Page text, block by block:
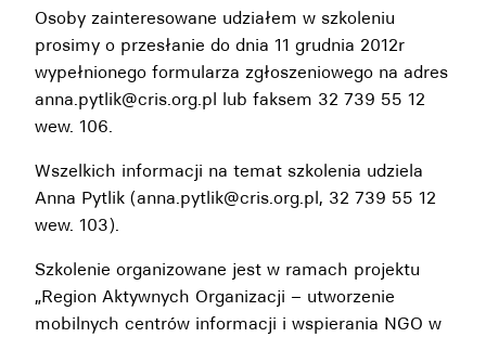
Osoby zainteresowane udziałem w szkoleniu
prosimy o przesłanie do dnia 11 grudnia 2012r
wypełnionego formularza zgłoszeniowego na adres
anna.pytlik@cris.org.pl lub faksem 32 739 55 12
wew. 106.
Wszelkich informacji na temat szkolenia udziela
Anna Pytlik (anna.pytlik@cris.org.pl, 32 739 55 12
wew. 103).
Szkolenie organizowane jest w ramach projektu
„Region Aktywnych Organizacji – utworzenie
mobilnych centrów informacji i wspierania NGO w